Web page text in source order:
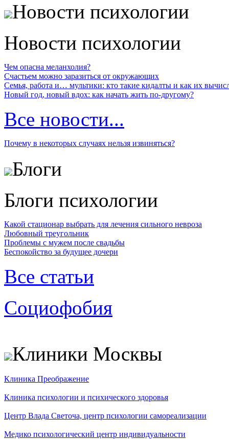
Новости психологии
Новости психологии
Чем опасна меланхолия?
Счастьем можно заразиться от окружающих
Семья, работа и… мультики: кто такие кидалты и как их
Новый год, новый вдох: как начать жить по-другому?
Все новости...
Почему в некоторых случаях нельзя извиняться?
Блоги
Блоги психологии
Какой стационар выбрать для лечения сильного невроза
Любовный треугольник
Проблемы с мужем после свадьбы
Беспокойство за будущее дочери
Все статьи
Социофобия
Клиники Москвы
Клиника Преображение
Клиника психологии и психического здоровья
Центр Влада Светоча, центр психологии самореализации
Медико психологический центр индивидуальности